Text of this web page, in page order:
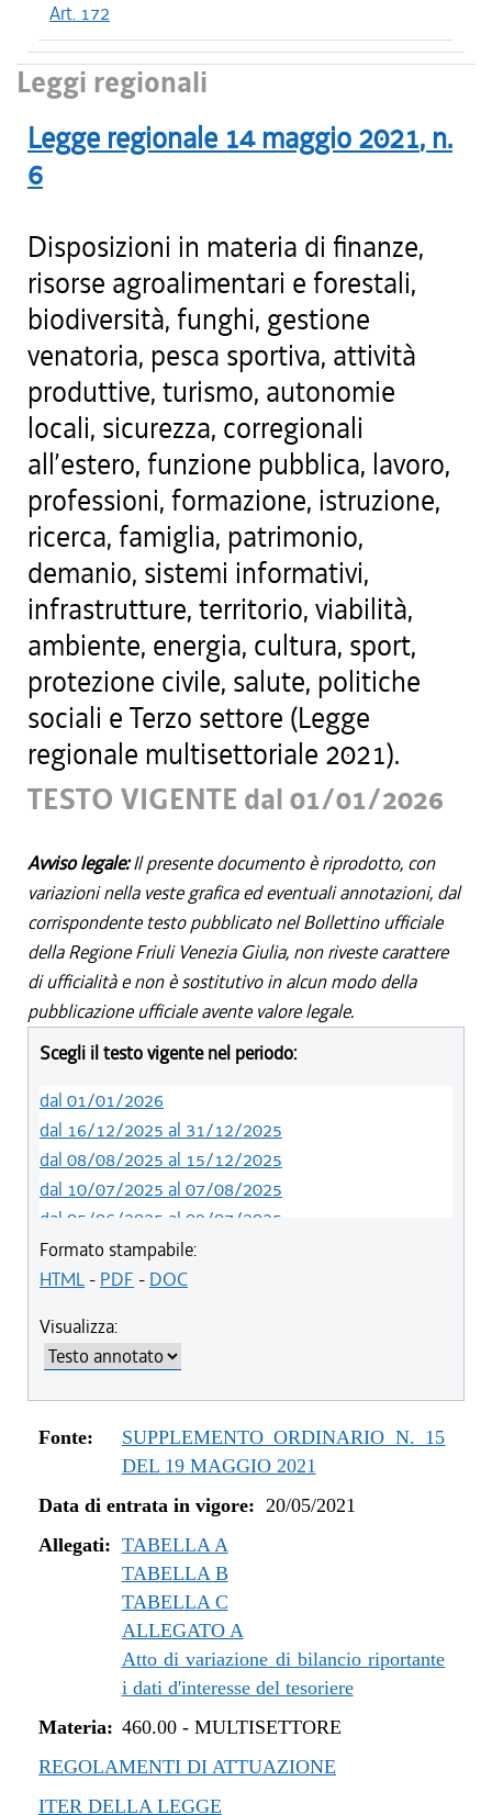
Art. 172
Leggi regionali
Legge regionale 14 maggio 2021, n.
6
Disposizioni in materia di finanze,
risorse agroalimentari e forestali,
biodiversità, funghi, gestione
venatoria, pesca sportiva, attività
produttive, turismo, autonomie
locali, sicurezza, corregionali
all’estero, funzione pubblica, lavoro,
professioni, formazione, istruzione,
ricerca, famiglia, patrimonio,
demanio, sistemi informativi,
infrastrutture, territorio, viabilità,
ambiente, energia, cultura, sport,
protezione civile, salute, politiche
sociali e Terzo settore (Legge
regionale multisettoriale 2021).
TESTO VIGENTE dal 01/01/2026
Avviso legale:Il presente documento è riprodotto, con
variazioni nella veste grafica ed eventuali annotazioni, dal
corrispondente testo pubblicato nel Bollettino ufficiale
della Regione Friuli Venezia Giulia, non riveste carattere
di ufficialità e non è sostitutivo in alcun modo della
pubblicazione ufficiale avente valore legale.
Scegli il testo vigente nel periodo:
dal 01/01/2026
dal 16/12/2025 al 31/12/2025
dal 08/08/2025 al 15/12/2025
dal 10/07/2025 al 07/08/2025
dal 05/06/2025 al 09/07/2025
dal 14/05/2024 al 04/06/2025
dal 12/08/2023 al 13/05/2024
dal 04/08/2022 al 31/12/2022
dal 14/06/2022 al 03/08/2022
dal 01/01/2022 al 13/06/2022
dal 10/12/2021 al 31/12/2021
dal 06/11/2021 al 09/12/2021
dal 20/05/2021 al 11/08/2021
Formato stampabile:
HTML- PDF - DOC
Visualizza:
Fonte:
SUPPLEMENTO ORDINARIO N. 15
DEL 19 MAGGIO 2021
Data di entrata in vigore: 20/05/2021
Allegati: TABELLA A
TABELLA B
TABELLA C
ALLEGATO A
Atto di variazione di bilancio riportante
i dati d'interesse del tesoriere
Materia: 460.00- MULTISETTORE
REGOLAMENTI DI ATTUAZIONE
ITER DELLA LEGGE